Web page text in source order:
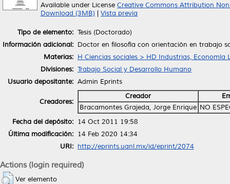
Available under License Creative Commons Attribution
Download (3MB)
Vista previa
Tipo de elemento: Tesis (Doctorado)
Información adicional: Doctor en filosofía con orientación en trabajo
Materias: H Ciencias sociales > HD Industrias, Economía
Divisiones: Trabajo Social y Desarrollo Humano
Usuario depositante: Admin Eprints
Creadores:
Creador
Bracamontes Grajeda, Jorge Enrique NO
Fecha del depósito: 14 Oct 2011 19:58
Última modificación: 14 Feb 2020 14:34
URI: http://eprints.uanl.mx/id/eprint/2074
Actions (login required)
Ver elemento